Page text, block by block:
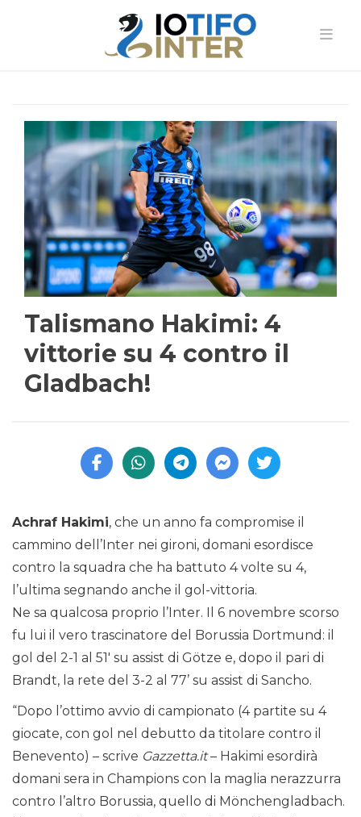
Talismano Hakimi: 4
vittorie su 4 contro il
Gladbach!
Achraf Hakimi, che un anno fa compromise il
cammino dell’Inter nei gironi, domani esordisce
contro la squadra che ha battuto 4 volte su 4,
l’ultima segnando anche il gol-vittoria.
Ne sa qualcosa proprio l’Inter. Il 6 novembre scorso
fu lui il vero trascinatore del Borussia Dortmund: il
gol del 2-1 al 51′ su assist di Götze e, dopo il pari di
Brandt, la rete del 3-2 al 77’ su assist di Sancho.
“Dopo l’ottimo avvio di campionato (4 partite su 4
giocate, con gol nel debutto da titolare contro il
Benevento) – scrive Gazzetta.it– Hakimi esordirà
domani sera in Champions con la maglia nerazzurra
contro l’altro Borussia, quello di Mönchengladbach.